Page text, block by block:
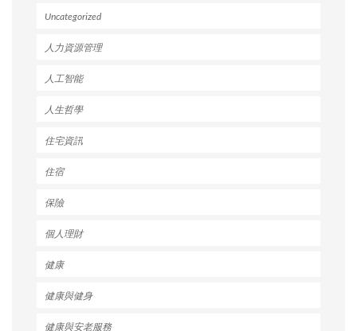
Uncategorized
人力資源管理
人工智能
人生哲學
住宅資訊
住宿
保險
個人理財
健康
健康與健身
健康與安老服務